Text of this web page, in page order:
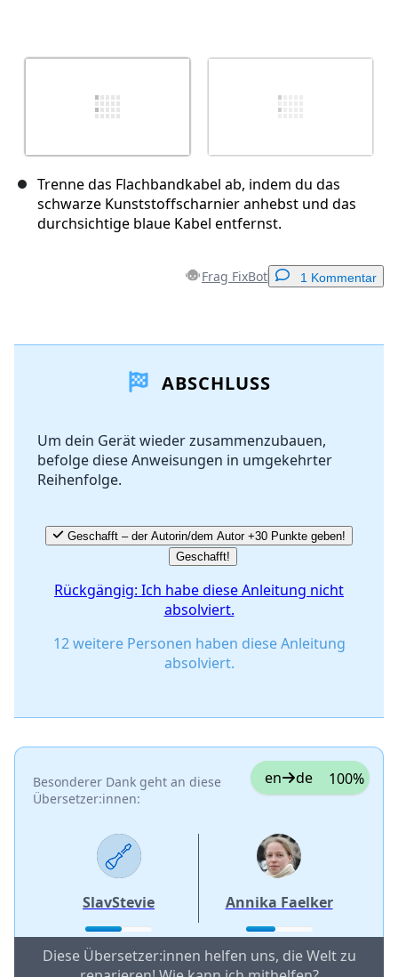
Trenne das Flachbandkabel ab, indem du das
schwarze Kunststoffscharnier anhebst und das
durchsichtige blaue Kabel entfernst.
Frag FixBot 1 Kommentar
Kommentar hinzufügen
Abbrechen Kommentieren
ABSCHLUSS
Um dein Gerät wieder zusammenzubauen,
befolge diese Anweisungen in umgekehrter
Reihenfolge.
Geschafft – der Autorin/dem Autor +30 Punkte geben!
Geschafft!
Rückgängig: Ich habe diese Anleitung nicht
absolviert.
12 weitere Personen haben diese Anleitung
absolviert.
Besonderer Dank geht an diese
Übersetzer:innen:
en de 100%
SlavStevie Annika Faelker
Diese Übersetzer:innen helfen uns, die Welt zu